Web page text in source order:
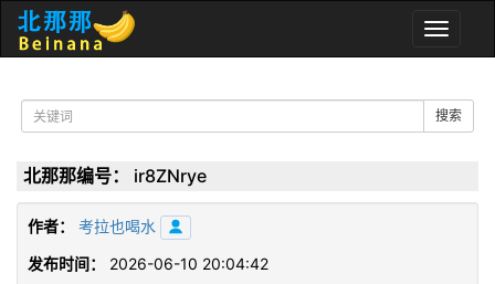
Toggle
搜索
北那那编号： ir8ZNrye
作者： 考拉也喝水
发布时间：
2026-06-10 20:04:42